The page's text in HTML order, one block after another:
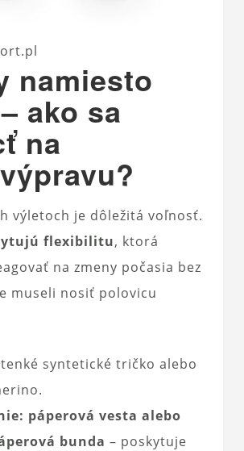
namiesto
ako sa
na
výletoch je dôležitá voľnosť.
flexibilitu, ktorá
na zmeny počasia bez
museli nosiť polovicu
tenké syntetické tričko alebo
páperová vesta alebo
bunda – poskytuje